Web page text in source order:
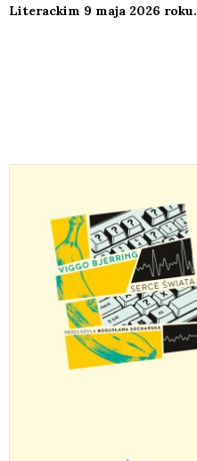
Literackim 9 maja 2026 roku.